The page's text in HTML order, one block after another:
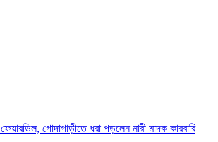
গোদাগাড়ীতে ধরা পড়লেন নারী মাদক কারবারি